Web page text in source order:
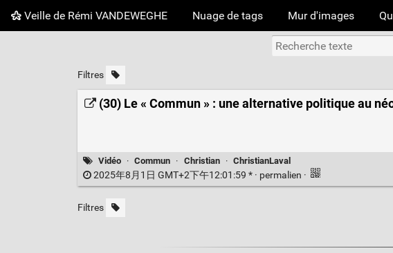
Veille de Rémi VANDEWEGHE Nuage de tags Mur d'images
Filtres
(30) Le « Commun » : une alternative politique au
Vidéo · Commun · Christian · ChristianLaval
2025年8月1日 GMT+2下午12:01:59 * · permalien ·
Filtres